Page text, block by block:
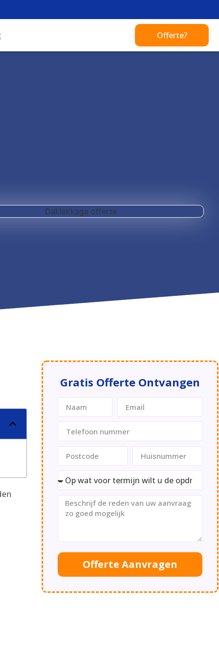
Offerte?
Gratis Offerte Ontvangen
Offerte Aanvragen